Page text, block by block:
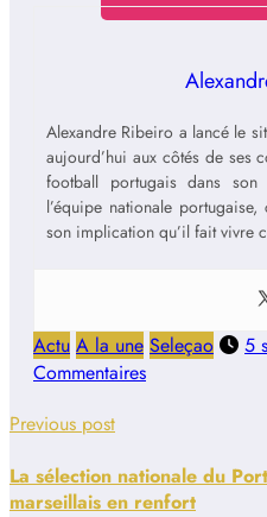
Alexandre Ribeiro a lancé le
aujourd’hui aux côtés de ses
football portugais dans son
l’équipe nationale
son implication qu’il fait vivre
Actu A la une Seleçao 5
Commentaires
Previous post
La sélection nationale du
marseillais en renfort